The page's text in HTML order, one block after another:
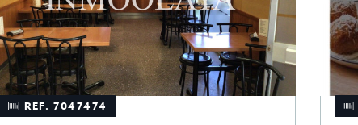
REF. 7047474